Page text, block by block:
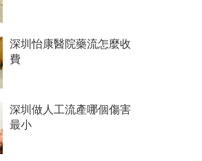
深圳怡康醫院藥流怎麼收
費
深圳做人工流產哪個傷害
最小